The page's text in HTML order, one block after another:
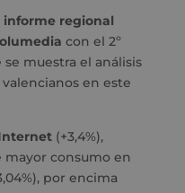
informe regional
con el 2º
muestra el análisis
en este
(+3,4%),
mayor consumo en
por encima